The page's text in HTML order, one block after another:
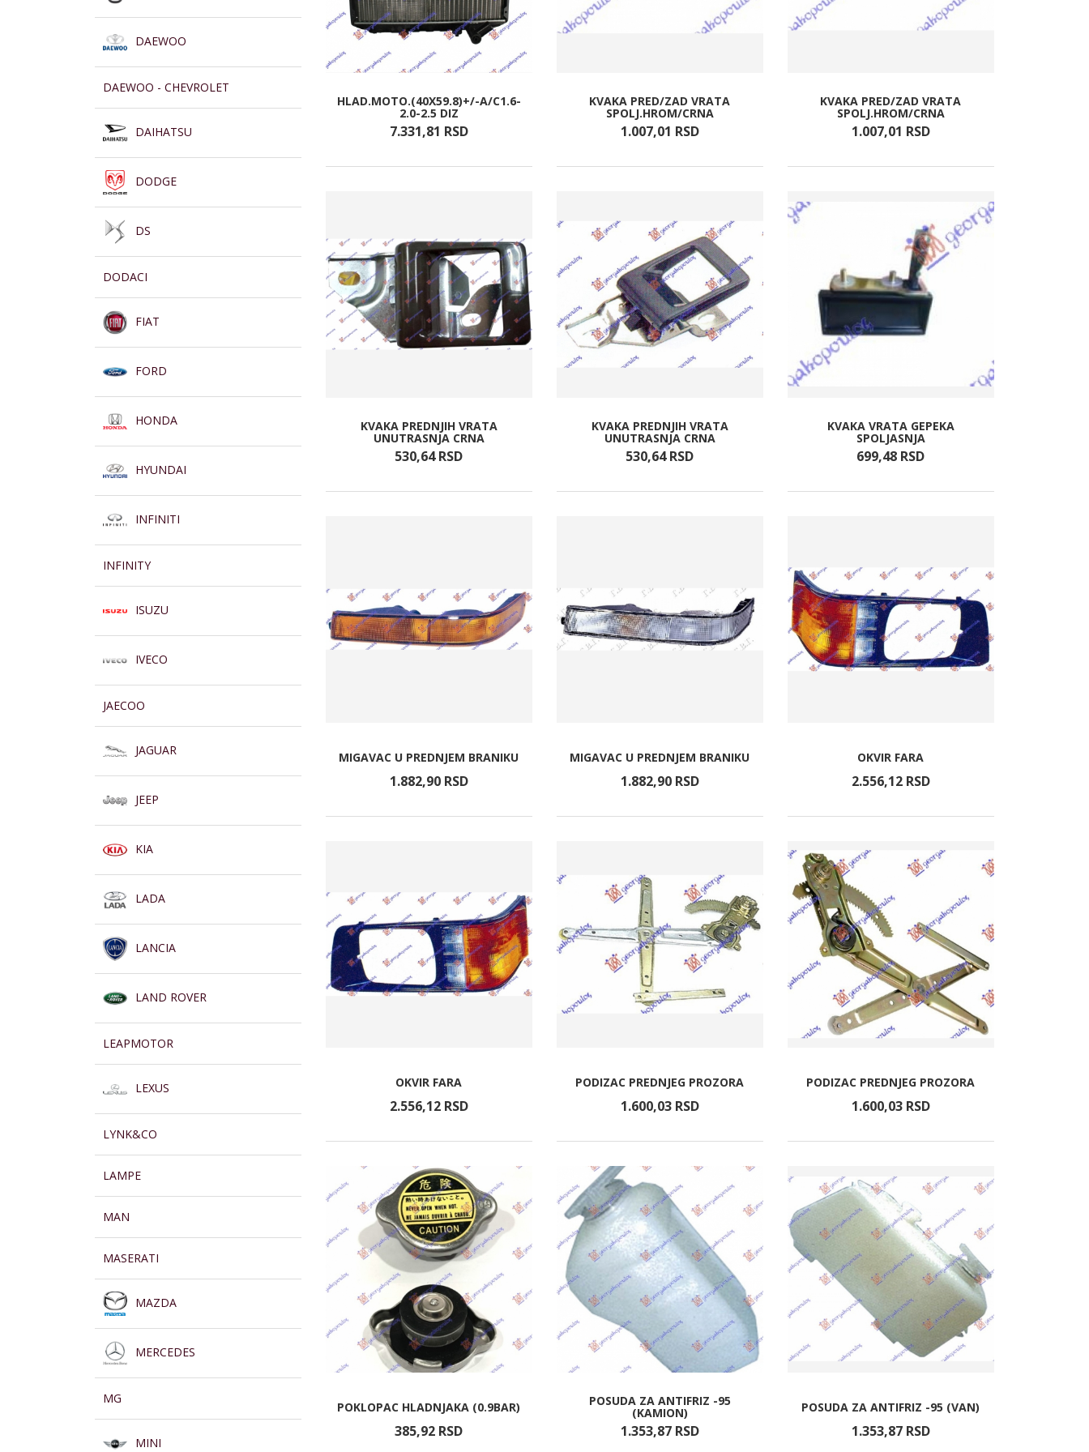
DAEWOO
DAEWOO - CHEVROLET
DAIHATSU
DODGE
DS
DODACI
FIAT
FORD
HONDA
HYUNDAI
INFINITI
INFINITY
ISUZU
IVECO
JAECOO
JAGUAR
JEEP
KIA
LADA
LANCIA
LAND ROVER
LEAPMOTOR
LEXUS
LYNK&CO
LAMPE
MAN
MASERATI
MAZDA
MERCEDES
MG
MINI
HLAD.MOTO.(40X59.8)+/-A/C1.6-
2.0-2.5 DIZ
7.331,81 RSD
KVAKA PRED/ZAD VRATA
SPOLJ.HROM/CRNA
1.007,01 RSD
KVAKA PRED/ZAD VRATA
SPOLJ.HROM/CRNA
1.007,01 RSD
KVAKA PREDNJIH VRATA
UNUTRASNJA CRNA
530,64 RSD
KVAKA PREDNJIH VRATA
UNUTRASNJA CRNA
530,64 RSD
KVAKA VRATA GEPEKA
SPOLJASNJA
699,48 RSD
MIGAVAC U PREDNJEM BRANIKU
1.882,90 RSD
MIGAVAC U PREDNJEM BRANIKU
1.882,90 RSD
OKVIR FARA
2.556,12 RSD
OKVIR FARA
2.556,12 RSD
PODIZAC PREDNJEG PROZORA
1.600,03 RSD
PODIZAC PREDNJEG PROZORA
1.600,03 RSD
POKLOPAC HLADNJAKA (0.9BAR)
385,92 RSD
POSUDA ZA ANTIFRIZ -95
(KAMION)
1.353,87 RSD
POSUDA ZA ANTIFRIZ -95 (VAN)
1.353,87 RSD